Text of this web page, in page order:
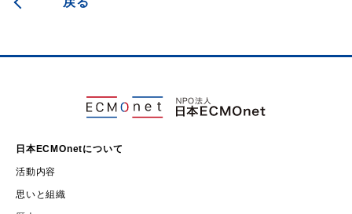
日本ECMOnetについて
活動内容
思いと組織